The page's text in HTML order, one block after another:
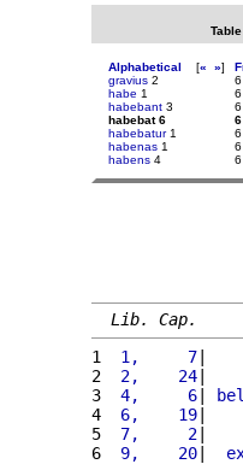
Alphabetical [« »]
gravius 2
habe 1
habebant 3
habebat 6
habebatur1
habenas 1
habens 4
6
6
6
6
6
Lib. Cap.
1
1,     7|
2
2,    24
3
4,     6|
4
6,    19|
5
7,     2|
6
9,    20|